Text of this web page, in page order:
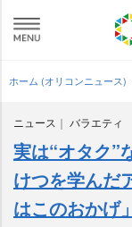
ホーム (オリコンニュース)
ニュース バラエティ
実は“オタク”
けつを学んだ
はこのおかげ」